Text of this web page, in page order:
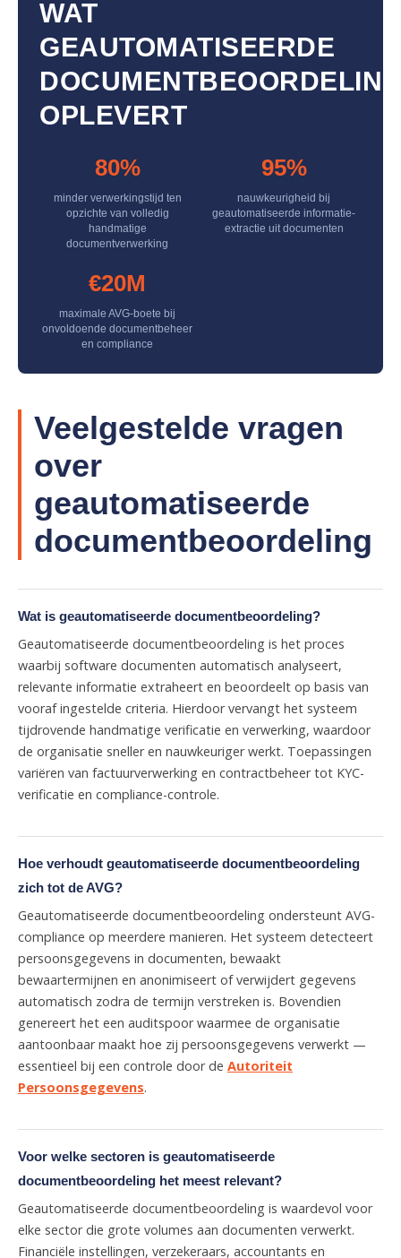
WAT
GEAUTOMATISEERDE
OPLEVERT
80%
minder verwerkingstijd ten
opzichte van volledig
handmatige
documentverwerking
95%
nauwkeurigheid bij
geautomatiseerde informatie-
extractie uit documenten
€20M
maximale AVG-boete bij
onvoldoende documentbeheer
en compliance
Veelgestelde vragen
over
geautomatiseerde
documentbeoordeling
Wat is geautomatiseerde documentbeoordeling?
Geautomatiseerde documentbeoordeling is het proces
waarbij software documenten automatisch analyseert,
relevante informatie extraheert en beoordeelt op basis van
vooraf ingestelde criteria. Hierdoor vervangt het systeem
tijdrovende handmatige verificatie en verwerking, waardoor
de organisatie sneller en nauwkeuriger werkt. Toepassingen
variëren van factuurverwerking en contractbeheer tot KYC-
verificatie en compliance-controle.
Hoe verhoudt geautomatiseerde documentbeoordeling
zich tot de AVG?
Geautomatiseerde documentbeoordeling ondersteunt AVG-
compliance op meerdere manieren. Het systeem detecteert
persoonsgegevens in documenten, bewaakt
bewaartermijnen en anonimiseert of verwijdert gegevens
automatisch zodra de termijn verstreken is. Bovendien
genereert het een auditspoor waarmee de organisatie
aantoonbaar maakt hoe zij persoonsgegevens verwerkt —
essentieel bij een controle door de Autoriteit
Persoonsgegevens.
Voor welke sectoren is geautomatiseerde
documentbeoordeling het meest relevant?
Geautomatiseerde documentbeoordeling is waardevol voor
elke sector die grote volumes aan documenten verwerkt.
Financiële instellingen, verzekeraars, accountants en